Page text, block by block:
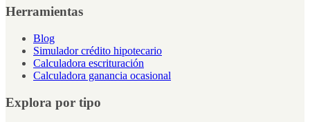
Herramientas
Blog
Simulador crédito hipotecario
Calculadora escrituración
Calculadora ganancia ocasional
Explora por tipo